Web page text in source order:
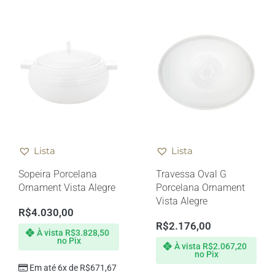
Lista
Sopeira Porcelana
Ornament Vista Alegre
R$4.030,00
Em até 6x de R$671,67
À vista R$3.828,50
no Pix
Lista
Travessa Oval G
Porcelana Ornament
Vista Alegre
R$2.176,00
À vista R$2.067,20
no Pix